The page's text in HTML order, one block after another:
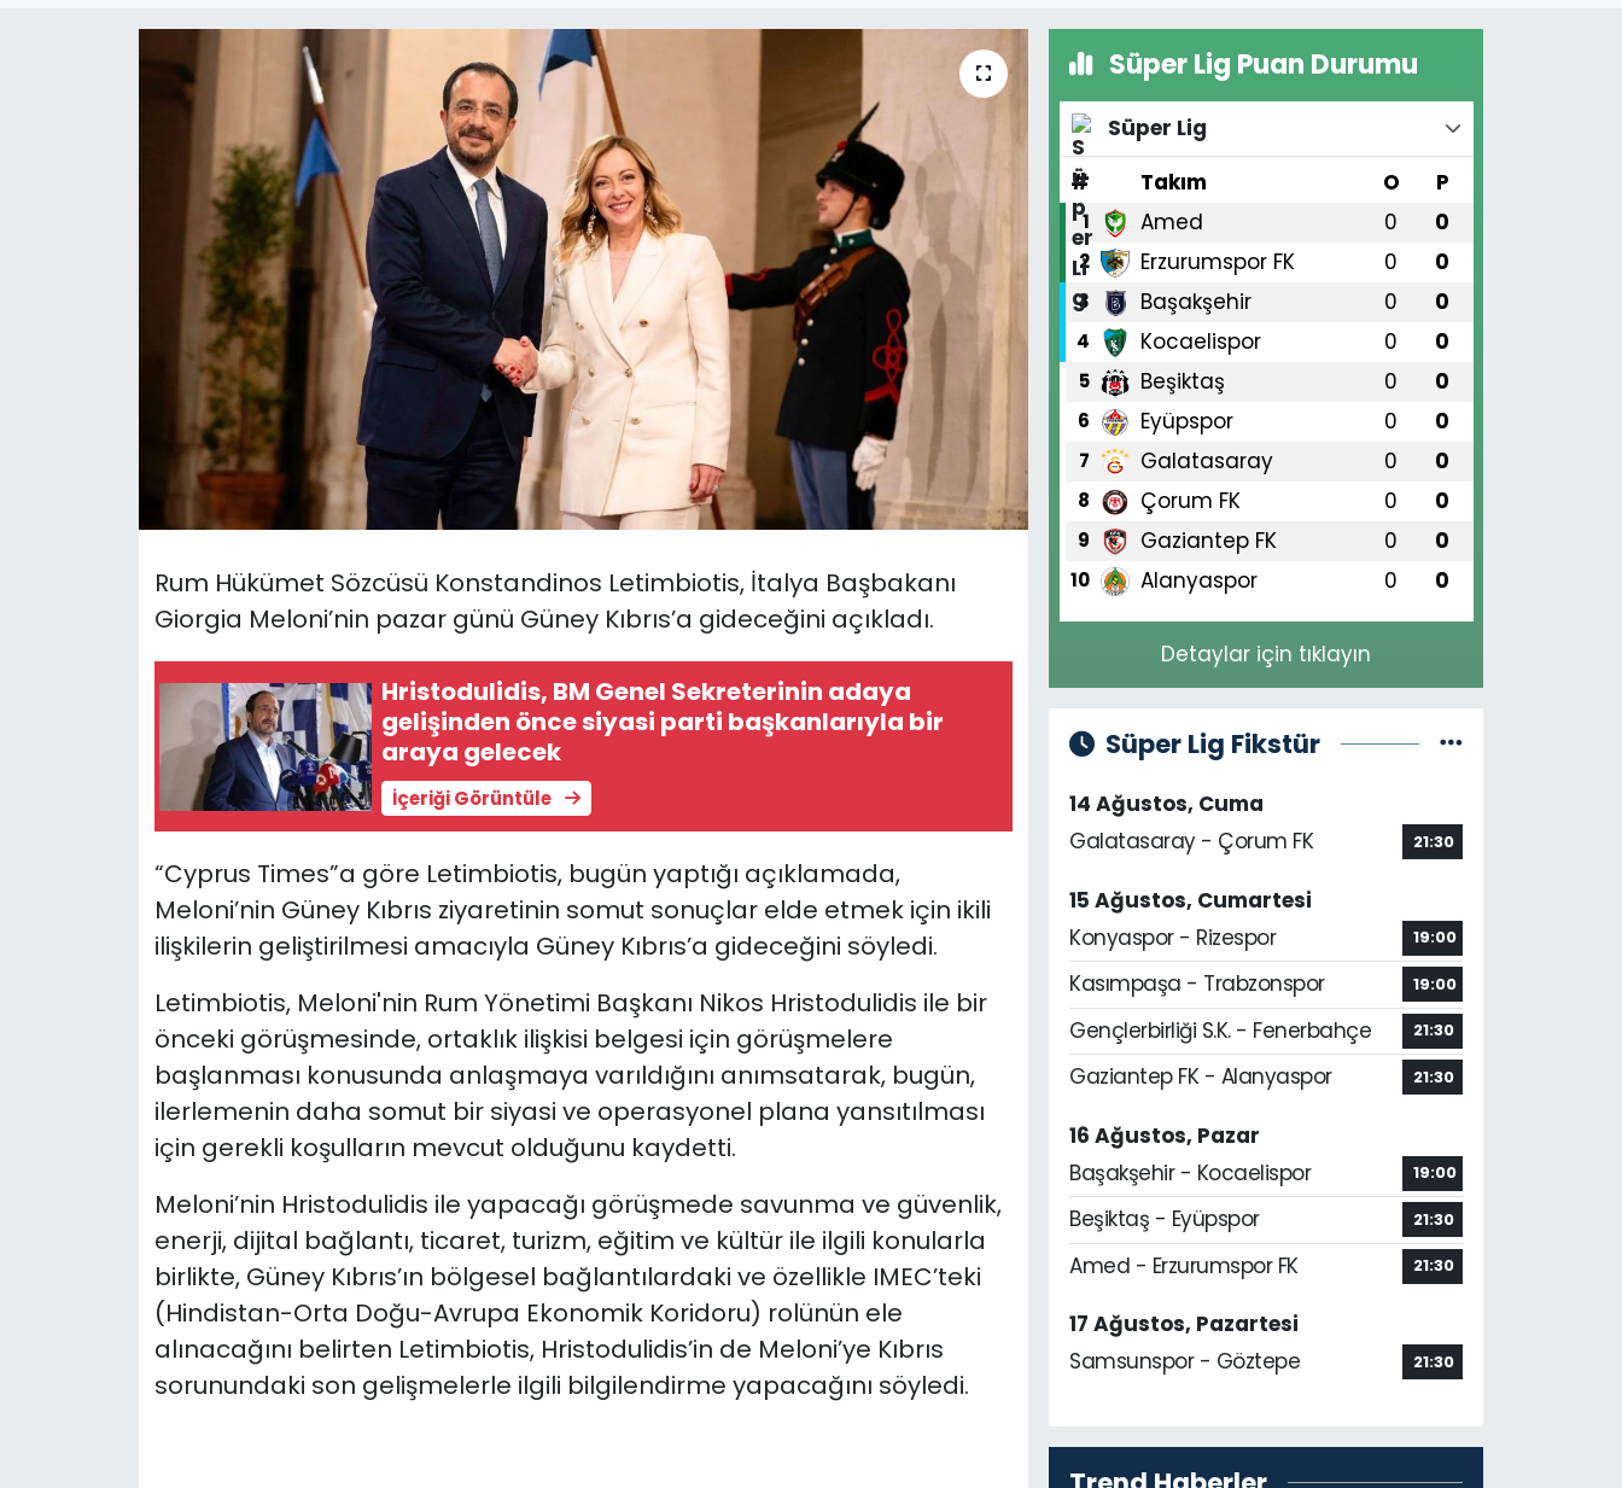
Rum Hükümet Sözcüsü Konstandinos Letimbiotis, İtalya Başbakanı
Giorgia Meloni’nin pazar günü Güney Kıbrıs’a gideceğini açıkladı.
Hristodulidis, BM Genel Sekreterinin adaya
gelişinden önce siyasi parti başkanlarıyla bir
araya gelecek
İçeriği Görüntüle
“Cyprus Times”a göre Letimbiotis, bugün yaptığı açıklamada,
Meloni’nin Güney Kıbrıs ziyaretinin somut sonuçlar elde etmek için ikili
ilişkilerin geliştirilmesi amacıyla Güney Kıbrıs’a gideceğini söyledi.
Letimbiotis, Meloni'nin Rum Yönetimi Başkanı Nikos Hristodulidis ile bir
önceki görüşmesinde, ortaklık ilişkisi belgesi için görüşmelere
başlanması konusunda anlaşmaya varıldığını anımsatarak, bugün,
ilerlemenin daha somut bir siyasi ve operasyonel plana yansıtılması
için gerekli koşulların mevcut olduğunu kaydetti.
Meloni’nin Hristodulidis ile yapacağı görüşmede savunma ve güvenlik,
enerji, dijital bağlantı, ticaret, turizm, eğitim ve kültür ile ilgili konularla
birlikte, Güney Kıbrıs’ın bölgesel bağlantılardaki ve özellikle IMEC’teki
(Hindistan-Orta Doğu-Avrupa Ekonomik Koridoru) rolünün ele
alınacağını belirten Letimbiotis, Hristodulidis’in de Meloni’ye Kıbrıs
sorunundaki son gelişmelerle ilgili bilgilendirme yapacağını söyledi.
Süper Lig Puan Durumu
Süper Lig
#
Takım O P
1 Amed 0 0
2 Erzurumspor FK 0 0
3 Başakşehir 0 0
4 Kocaelispor 0 0
5 Beşiktaş 0 0
6 Eyüpspor 0 0
7 Galatasaray 0 0
8 Çorum FK 0 0
9 Gaziantep FK 0 0
10 Alanyaspor 0 0
Detaylar için tıklayın
Süper Lig Fikstür
14 Ağustos, Cuma
Galatasaray - Çorum FK
21:30
15 Ağustos, Cumartesi
Konyaspor - Rizespor
19:00
Kasımpaşa - Trabzonspor 19:00
Gençlerbirliği S.K. - Fenerbahçe 21:30
Gaziantep FK - Alanyaspor 21:30
16 Ağustos, Pazar
Başakşehir - Kocaelispor
19:00
Beşiktaş - Eyüpspor 21:30
Amed - Erzurumspor FK 21:30
17 Ağustos, Pazartesi
Samsunspor - Göztepe
21:30
KKTC YEREL SEÇİM 2018
Nöbetçi Eczaneler
Otomobil Dünyası
Politika